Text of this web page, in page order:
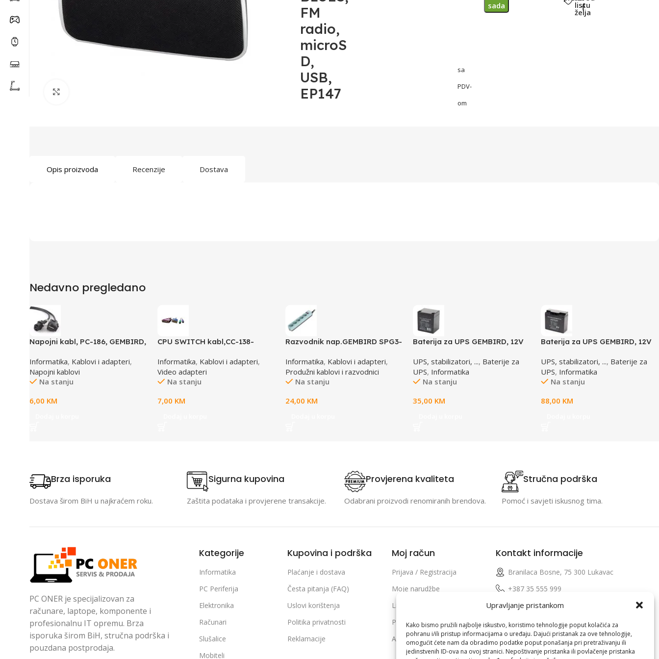
Upravljanje pristankom
Kako bismo pružili najbolje iskustvo, koristimo tehnologije poput kolačića za
pohranu i/ili pristup informacijama o uređaju. Dajući pristanak za ove tehnologije,
omogućit ćete nam da obradimo podatke poput ponašanja pri pretraživanju ili
jedinstvenih ID-ova na ovoj stranici. Nepoštivanje pristanka ili povlačenje pristanka
FM
radio,
microS
D,
USB,
EP147
sa
PDV-
om
sada
listu
želja
Opis proizvoda Recenzije Dostava
Nedavno pregledano
Napojni kabl, PC-186, GEMBIRD,
Informatika, Kablovi i adapteri,
Napojni kablovi
Na stanju
6,00 KM
CPU SWITCH kabl,CC-138-
Informatika, Kablovi i adapteri,
Video adapteri
Na stanju
7,00 KM
Razvodnik nap.GEMBIRD SPG3-
osigurač, prenaponska zaštita
Informatika, Kablovi i adapteri,
Produžni kablovi i razvodnici
Na stanju
24,00 KM
Baterija za UPS GEMBIRD, 12V
UPS, stabilizatori, ..., Baterije za
UPS, Informatika
Na stanju
35,00 KM
Baterija za UPS GEMBIRD, 12V
UPS, stabilizatori, ..., Baterije za
UPS, Informatika
Na stanju
88,00 KM
Brza isporuka
Dostava širom BiH u najkraćem roku.
Sigurna kupovina
Zaštita podataka i provjerene transakcije.
Provjerena kvaliteta
Odabrani proizvodi renomiranih brendova.
Stručna podrška
Pomoć i savjeti iskusnog tima.
PC ONER je specijalizovan za
računare, laptope, komponente i
profesionalnu IT opremu. Brza
isporuka širom BiH, stručna podrška i
pouzdana postprodaja.
Kategorije
Informatika
PC Periferija
Elektronika
Računari
Slušalice
Mobiteli
Kupovina i podrška
Plaćanje i dostava
Česta pitanja (FAQ)
Uslovi korištenja
Politika privatnosti
Reklamacije
Moj račun
Prijava / Registracija
Moje narudžbe
Lista želja
Poređenje proizvoda
Adrese i podaci profila
Kontakt informacije
Branilaca Bosne, 75 300 Lukavac
+387 35 555 999
info@pconer.ba
ID: 4210115760008
PDV : 210115760008